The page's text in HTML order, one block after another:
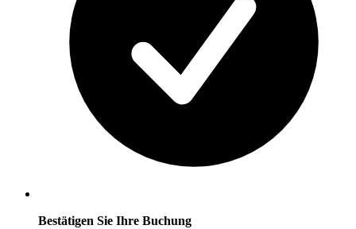
Bestätigen Sie Ihre Buchung